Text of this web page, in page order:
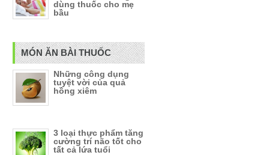
dùng thuốc cho mẹ
bầu
MÓN ĂN BÀI THUỐC
Những công dụng
tuyệt vời của quả
hồng xiêm
3 loại thực phẩm tăng
cường trí não tốt cho
tất cả lứa tuổi